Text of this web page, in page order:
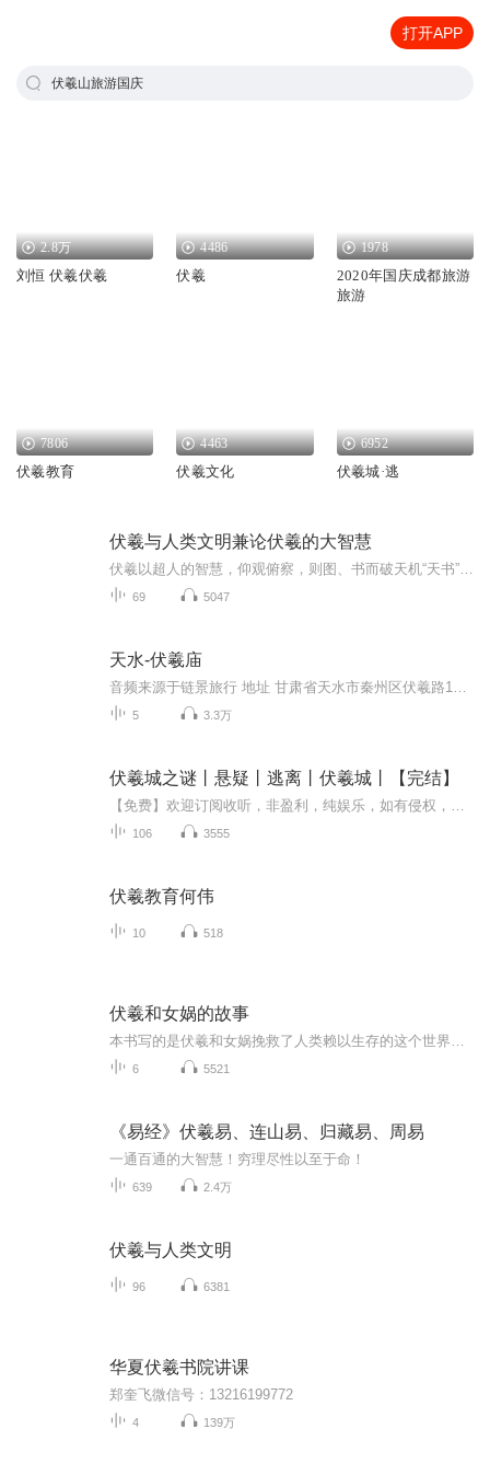
打开APP
伏羲山旅游国庆
2.8万
刘恒 伏羲伏羲
4486
伏羲
1978
2020年国庆成都旅游
旅游
7806
伏羲教育
4463
伏羲文化
6952
伏羲城·逃
伏羲与人类文明兼论伏羲的大智慧
69 5047
天水-伏羲庙
5 3.3万
伏羲城之谜丨悬疑丨逃离丨伏羲城丨【完结】
106 3555
伏羲教育何伟
10 518
伏羲和女娲的故事
6 5521
《易经》伏羲易、连山易、归藏易、周易
一通百通的大智慧！穷理尽性以至于命！
639 2.4万
伏羲与人类文明
96 6381
华夏伏羲书院讲课
郑奎飞微信号：13216199772
4 139万